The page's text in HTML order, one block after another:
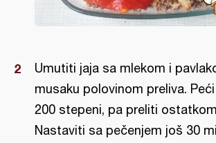
Umutiti jaja sa mlekom i
musaku polovinom preliva.
200 stepeni, pa preliti
Nastaviti sa pečenjem još 30